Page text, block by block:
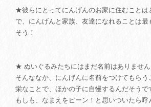
★彼らにとってにんげんのお家に住むことは
で、にんげんと家族、友達になれることは最
そう！
★ ぬいぐるみたちにはまだ名前はありません
そんななか、にんげんに名前をつけてもら
栄なことで、ほかの子に自慢するんだそうで
もしも、なまえをピーン！と思いついたら呼